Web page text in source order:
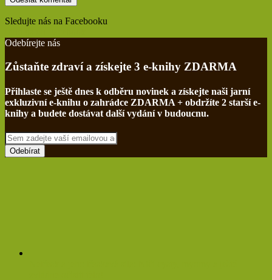
Sledujte nás na Facebooku
Odebírejte nás
Zůstaňte zdraví a získejte 3 e-knihy ZDARMA
Přihlaste se ještě dnes k odběru novinek a získejte naši jarní
exkluzivní e-knihu o zahrádce ZDARMA + obdržíte 2 starší e-
knihy a budete dostávat další vydání v budoucnu.
Sem
zadejte
vaší